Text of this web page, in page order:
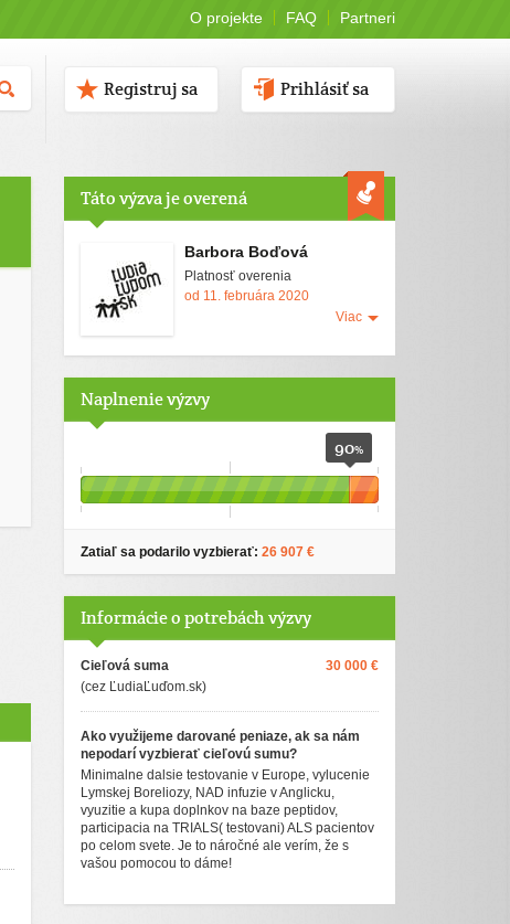
O projekte FAQ Partneri
Prihlásiť sa
Registruj sa
Táto výzva je overená
Barbora Boďová
Platnosť overenia
od 11. februára 2020
Viac
Naplnenie výzvy
90%
Zatiaľ sa podarilo vyzbierať: 26 907 €
Informácie o potrebách výzvy
Cieľová suma
(cez ĽudiaĽuďom.sk)
30 000 €
Ako využijeme darované peniaze, ak sa nám
nepodarí vyzbierať cieľovú sumu?
Minimalne dalsie testovanie v Europe, vylucenie
Lymskej Boreliozy, NAD infuzie v Anglicku,
vyuzitie a kupa doplnkov na baze peptidov,
participacia na TRIALS( testovani) ALS pacientov
po celom svete. Je to náročné ale verím, že s
vašou pomocou to dáme!